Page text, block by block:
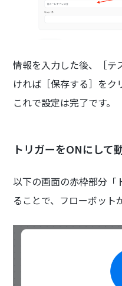
情報を入力した後、［テ
ければ［保存する］をク
これで設定は完了です。
トリガーをONにして
以下の画面の赤枠部分「
ることで、フローボット